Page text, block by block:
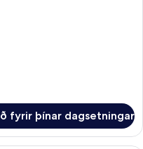
fyrir þínar dagsetningar